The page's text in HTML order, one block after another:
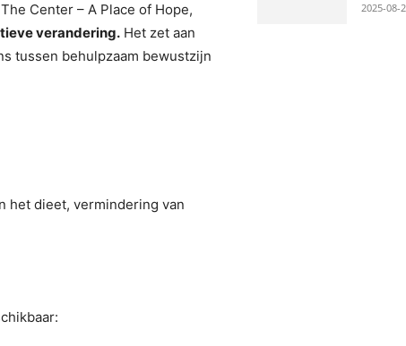
Center – A Place of Hope,
verandering. Het zet aan
tussen behulpzaam bewustzijn
het dieet, vermindering van
2025-08-